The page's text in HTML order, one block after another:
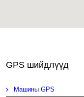
GPS шийдлүүд
Машины GPS